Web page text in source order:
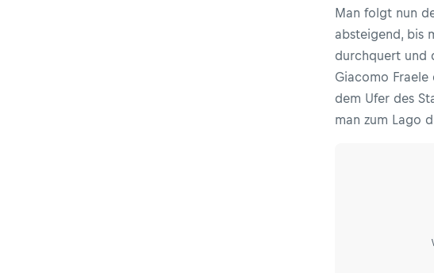
Man folgt nun
absteigend, bis
durchquert und
Giacomo
dem Ufer des
man zum Lago